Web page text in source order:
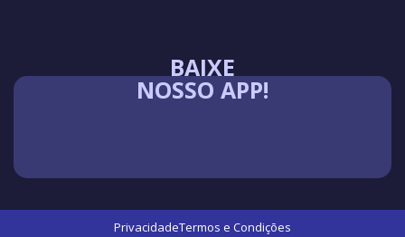
BAIXE
NOSSO APP!
PrivacidadeTermos e Condições